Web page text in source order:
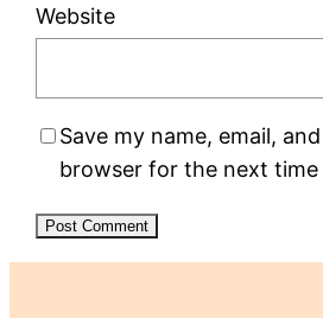
Website
Save my name, email,
browser for the next time